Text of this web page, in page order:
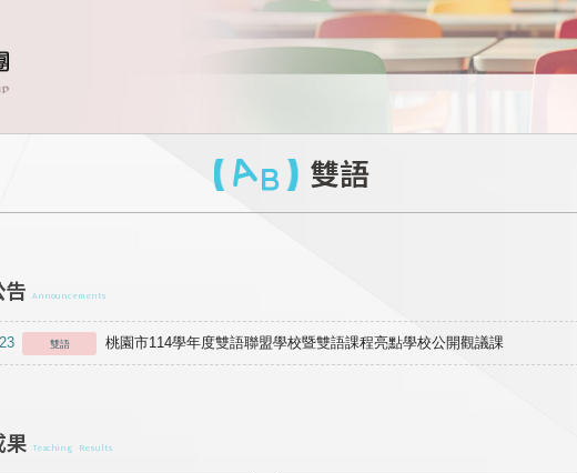
雙語
Announcements
雙語 桃園市114學年度雙語聯盟學校暨雙語課程亮點學校公開觀議課
果 Teaching Results